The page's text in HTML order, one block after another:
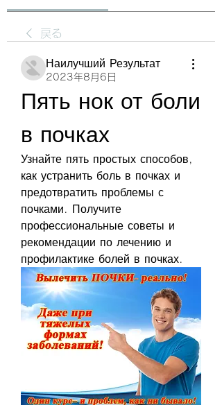
戻る
Наилучший Результат
2023年8月6日
Пять нок от боли
в почках
Узнайте пять простых способов,
как устранить боль в почках и
предотвратить проблемы с
почками. Получите
профессиональные советы и
рекомендации по лечению и
профилактике болей в почках.